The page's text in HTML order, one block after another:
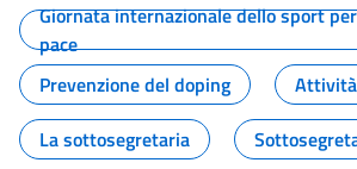
Giornata internazionale dello sport
pace
Prevenzione del doping
La sottosegretaria